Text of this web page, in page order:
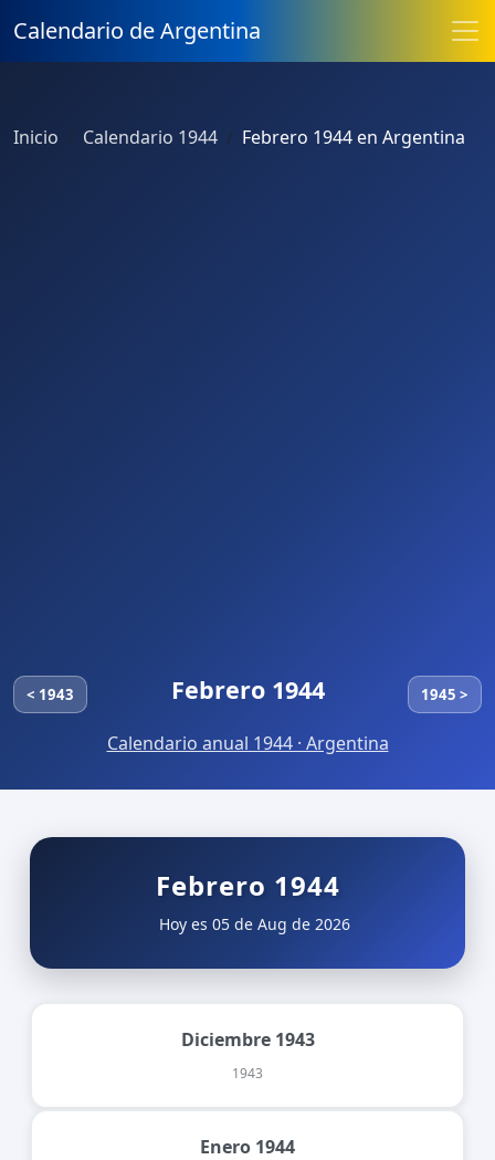
Calendario de Argentina
Inicio Calendario 1944 Febrero 1944 en Argentina
< 1943 Febrero 1944 1945 >
Calendario anual 1944 · Argentina
Febrero 1944
Hoy es 05 de Aug de 2026
Diciembre 1943
1943
Enero 1944